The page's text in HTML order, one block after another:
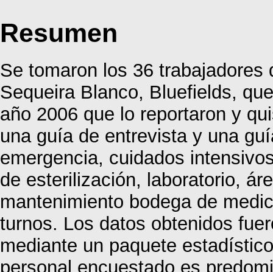
Resumen
Se tomaron los 36
Sequeira Blanco, Bluefields,
año 2006 que lo reportaron y
una guía de entrevista y una
emergencia, cuidados
de esterilización, laboratorio,
mantenimiento bodega de
turnos. Los datos obtenidos
mediante un paquete
personal encuestado es